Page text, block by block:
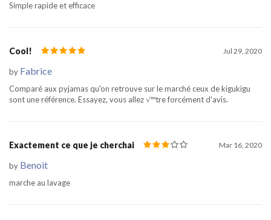
Simple rapide et efficace
Cool! Jul 29, 2020
by Fabrice
Comparé aux pyjamas qu'on retrouve sur le marché ceux de kigukigu
sont une référence. Essayez, vous allez √™tre forcément d'avis.
Exactement ce que je cherchai Mar 16, 2020
by Benoit
marche au lavage